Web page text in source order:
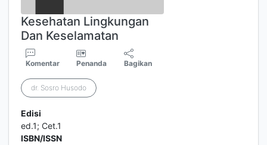
Kesehatan Lingkungan
Dan Keselamatan
Komentar Penanda Bagikan
dr. Sosro Husodo
Edisi
ed.1; Cet.1
ISBN/ISSN